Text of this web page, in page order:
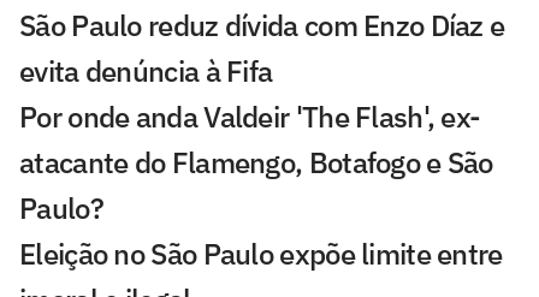
São Paulo reduz dívida com Enzo Díaz e
evita denúncia à Fifa
Por onde anda Valdeir 'The Flash', ex-
atacante do Flamengo, Botafogo e São
Paulo?
Eleição no São Paulo expõe limite entre